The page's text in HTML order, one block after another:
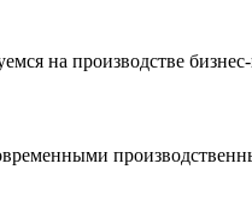
на производстве